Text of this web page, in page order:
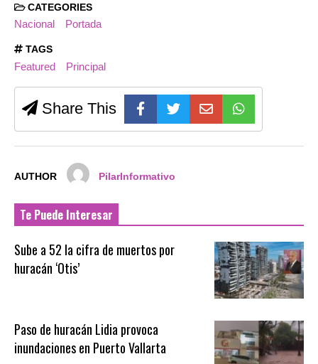
CATEGORIES
Nacional Portada
TAGS
Featured Principal
Share This
AUTHOR PilarInformativo
Te Puede Interesar
Sube a 52 la cifra de muertos por
huracán ‘Otis’
Paso de huracán Lidia provoca
inundaciones en Puerto Vallarta